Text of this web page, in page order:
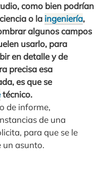
como bien podrían
o la ingeniería,
algunos campos
usarlo, para
en detalle y de
precisa esa
es que se
técnico.
de informe,
de una
para que se le
un asunto.